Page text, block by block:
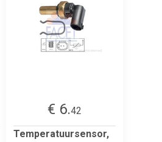
€ 6.42
Temperatuursensor,